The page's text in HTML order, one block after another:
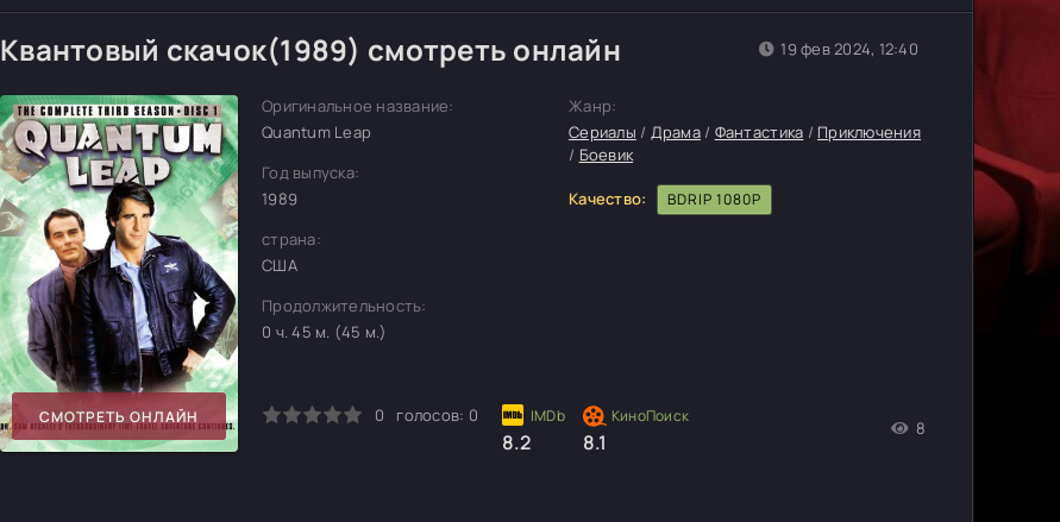
Квантовый скачок(1989) смотреть онлайн
СМОТРЕТЬ ОНЛАЙН
Оригинальное название:
Quantum Leap
Год выпуска:
1989
страна:
США
Продолжительность:
0 ч. 45 м. (45 м.)
1 2 3 5 0 голосов: 0
8.2 8.1
8
19 фев 2024, 12:40
Жанр:
Сериалы / Драма/ Фантастика / Приключения
/ Боевик
Качество: BDRIP 1080P